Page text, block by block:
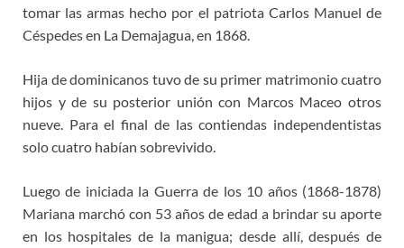
tomar las armas hecho por el patriota Carlos Manuel de
Céspedes en La Demajagua, en 1868.
Hija de dominicanos tuvo de su primer matrimonio cuatro
hijos y de su posterior unión con Marcos Maceo otros
nueve. Para el final de las contiendas independentistas
solo cuatro habían sobrevivido.
Luego de iniciada la Guerra de los 10 años (1868-1878)
Mariana marchó con 53 años de edad a brindar su aporte
en los hospitales de la manigua; desde allí, después de